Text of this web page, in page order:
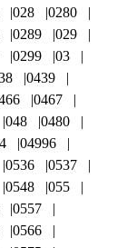
028
0280
0289
029
0299
03
0439
0467
048
0480
04996
0536
0537
0548
055
0557
0566